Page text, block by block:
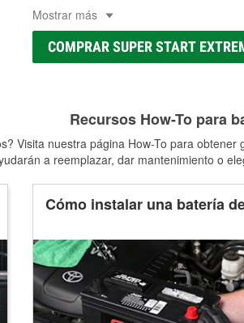
Mostrar más
COMPRAR SUPER START
Recursos How-To para
Visita nuestra página How-To para
a reemplazar, dar mantenimiento o
Cómo instalar una batería